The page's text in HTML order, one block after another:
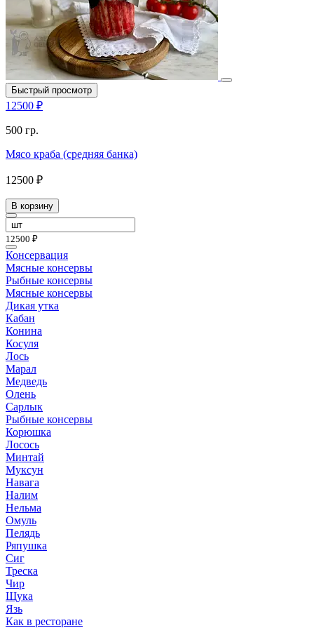
Быстрый просмотр
12500 ₽
500 гр.
Мясо краба (средняя банка)
12500 ₽
В корзину
12500 ₽
Консервация
Мясные консервы
Рыбные консервы
Мясные консервы
Дикая утка
Кабан
Конина
Косуля
Лось
Марал
Медведь
Олень
Сарлык
Рыбные консервы
Корюшка
Лосось
Минтай
Муксун
Навага
Налим
Нельма
Омуль
Пелядь
Ряпушка
Сиг
Треска
Чир
Щука
Язь
Как в ресторане